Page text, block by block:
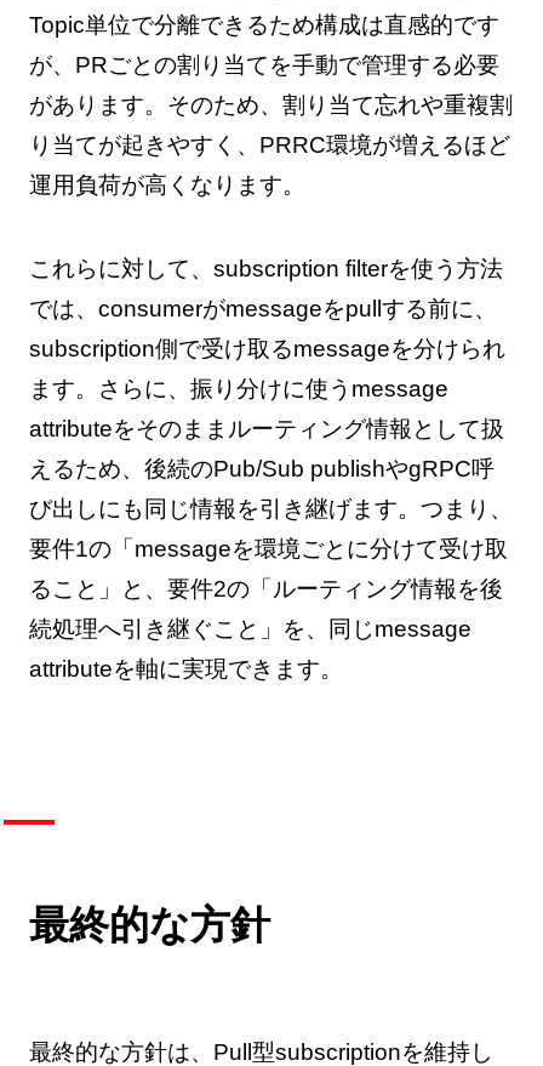
Topic単位で分離できるため構成は直感的です
が、PRごとの割り当てを手動で管理する必要
があります。そのため、割り当て忘れや重複割
り当てが起きやすく、PRRC環境が増えるほど
運用負荷が高くなります。
これらに対して、subscription filterを使う方法
では、consumerがmessageをpullする前に、
subscription側で受け取るmessageを分けられ
ます。さらに、振り分けに使うmessage
attributeをそのままルーティング情報として扱
えるため、後続のPub/Sub publishやgRPC呼
び出しにも同じ情報を引き継げます。つまり、
要件1の「messageを環境ごとに分けて受け取
ること」と、要件2の「ルーティング情報を後
続処理へ引き継ぐこと」を、同じmessage
attributeを軸に実現できます。
最終的な方針
最終的な方針は、Pull型subscriptionを維持し